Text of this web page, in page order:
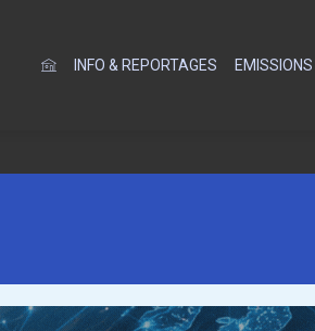
INFO & REPORTAGES EMISSIONS